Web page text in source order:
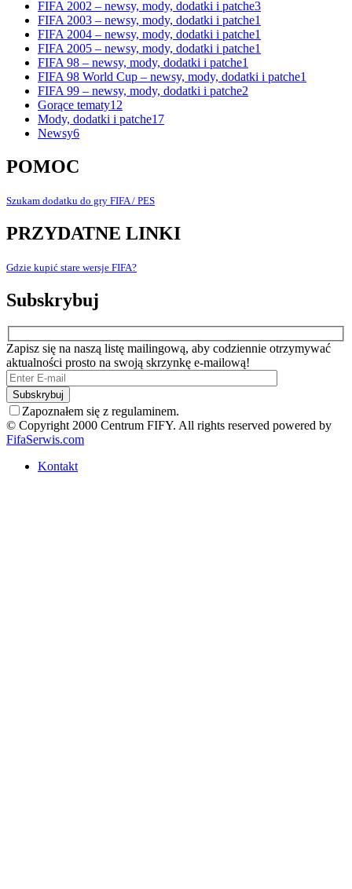
FIFA 2002 – newsy, mody, dodatki i patche3
FIFA 2003 – newsy, mody, dodatki i patche1
FIFA 2004 – newsy, mody, dodatki i patche1
FIFA 2005 – newsy, mody, dodatki i patche1
FIFA 98 – newsy, mody, dodatki i patche1
FIFA 98 World Cup – newsy, mody, dodatki i patche1
FIFA 99 – newsy, mody, dodatki i patche2
Gorące tematy12
Mody, dodatki i patche17
Newsy6
POMOC
Szukam dodatku do gry FIFA / PES
PRZYDATNE LINKI
Gdzie kupić stare wersje FIFA?
Subskrybuj
Zapisz się na naszą listę mailingową, aby codziennie otrzymywać
aktualności prosto na swoją skrzynkę e-mailową!
Zapoznałem się z regulaminem.
© Copyright 2000 Centrum FIFY. All rights reserved powered by
FifaSerwis.com
Kontakt